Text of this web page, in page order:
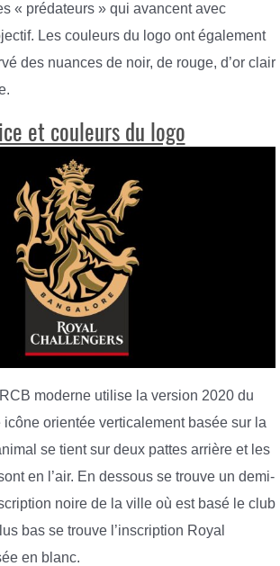
« prédateurs » qui avancent avec
Les couleurs du logo ont également
des nuances de noir, de rouge, d’or clair
et couleurs du logo
moderne utilise la version 2020 du
icône orientée verticalement basée sur la
se tient sur deux pattes arrière et les
en l’air. En dessous se trouve un demi-
noire de la ville où est basé le club
bas se trouve l’inscription Royal
en blanc.